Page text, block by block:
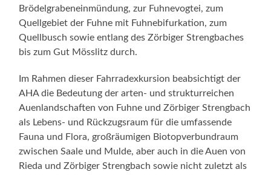
Brödelgrabeneinmündung, zur Fuhnevogtei, zum
Quellgebiet der Fuhne mit Fuhnebifurkation, zum
Quellbusch sowie entlang des Zörbiger Strengbaches
bis zum Gut Mösslitz durch.
Im Rahmen dieser Fahrradexkursion beabsichtigt der
AHA die Bedeutung der arten- und strukturreichen
Auenlandschaften von Fuhne und Zörbiger Strengbach
als Lebens- und Rückzugsraum für die umfassende
Fauna und Flora, großräumigen Biotopverbundraum
zwischen Saale und Mulde, aber auch in die Auen von
Rieda und Zörbiger Strengbach sowie nicht zuletzt als